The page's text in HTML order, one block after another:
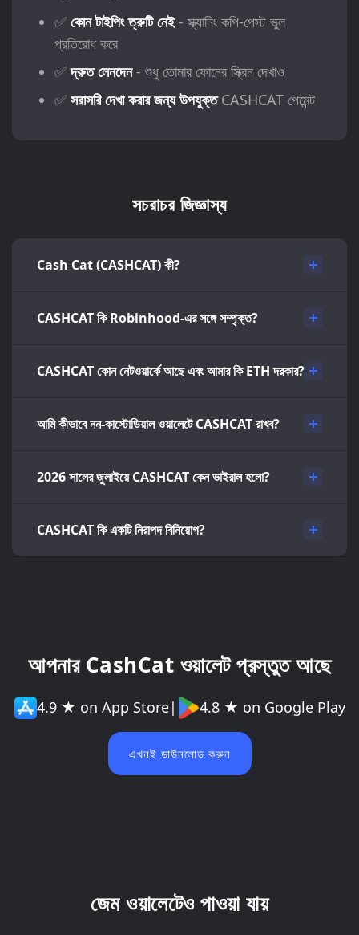
✅ কোন টাইপিং ত্রুটি নেই- স্ক্যানিং কপি-পেস্ট ভুল
প্রতিরোধ করে
✅দ্রুত লেনদেন- শুধু তোমার ফোনের স্ক্রিন দেখাও
✅ সরাসরি দেখা করার জন্য উপযুক্তCASHCAT পেমেন্ট
সচরাচর জিজ্ঞাস্য
Cash Cat (CASHCAT) কী?
CASHCAT কি Robinhood-এর সঙ্গে সম্পৃক্ত?
CASHCAT কোন নেটওয়ার্কে আছে এবং আমার কি ETH দরকার?
আমি কীভাবে নন-কাস্টোডিয়াল ওয়ালেটে CASHCAT রাখব?
2026 সালের জুলাইয়ে CASHCAT কেন ভাইরাল হলো?
CASHCAT কি একটি নিরাপদ বিনিয়োগ?
আপনার CashCat ওয়ালেট প্রস্তুত আছে
4.9 ★ on App Store| 4.8 ★ on Google Play
এখনই ডাউনলোড করুন
জেম ওয়ালেটেও পাওয়া যায়